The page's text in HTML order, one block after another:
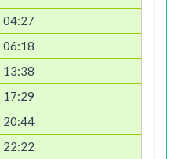
04:27
06:18
13:38
17:29
20:44
22:22